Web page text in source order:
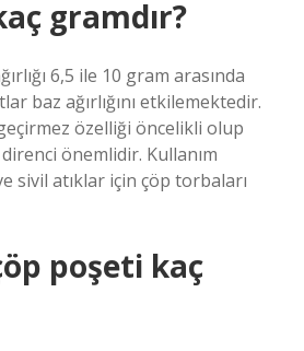
gramdır?
6,5 ile 10 gram arasında
baz ağırlığını etkilemektedir.
özelliği öncelikli olup
önemlidir. Kullanım
sivil atıklar için çöp torbaları
poşeti kaç